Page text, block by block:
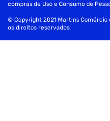
compras de Uso e Consumo de
© Copyright 2021 Martins Comércio
os direitos reservados